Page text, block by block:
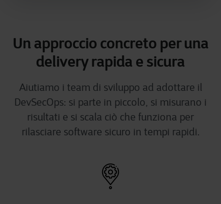
Un approccio concreto per una
delivery rapida e sicura
Aiutiamo i team di sviluppo ad adottare il
DevSecOps: si parte in piccolo, si misurano i
risultati e si scala ciò che funziona per
rilasciare software sicuro in tempi rapidi.